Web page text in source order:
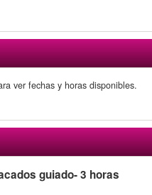
ver fechas y horas disponibles.
guiado- 3 horas